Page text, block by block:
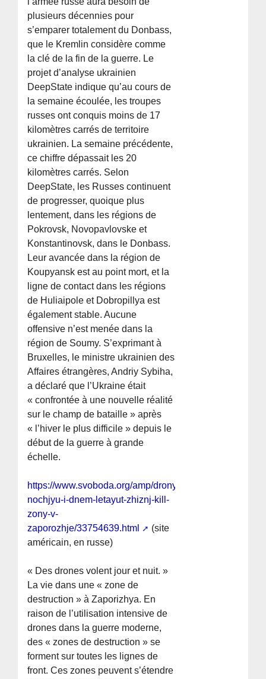
plusieurs décennies pour
s’emparer totalement du Donbass,
que le Kremlin considère comme
la clé de la fin de la guerre. Le
projet d’analyse ukrainien
DeepState indique qu’au cours de
la semaine écoulée, les troupes
russes ont conquis moins de 17
kilomètres carrés de territoire
ukrainien. La semaine précédente,
ce chiffre dépassait les 20
kilomètres carrés. Selon
DeepState, les Russes continuent
de progresser, quoique plus
lentement, dans les régions de
Pokrovsk, Novopavlovske et
Konstantinovsk, dans le Donbass.
Leur avancée dans la région de
Koupyansk est au point mort, et la
ligne de contact dans les régions
de Huliaipole et Dobropillya est
également stable. Aucune
offensive n’est menée dans la
région de Soumy. S’exprimant à
Bruxelles, le ministre ukrainien des
Affaires étrangères, Andriy Sybiha,
a déclaré que l’Ukraine était
« confrontée à une nouvelle réalité
sur le champ de bataille » après
« l’hiver le plus difficile » depuis le
début de la guerre à grande
échelle.
https://www.svoboda.org/amp/drony-
nochjyu-i-dnem-letayut-zhiznj-kill-
zony-v-
zaporozhje/33754639.html
(site
américain, en russe)
« Des drones volent jour et nuit. »
La vie dans une « zone de
destruction » à Zaporizhya. En
raison de l’utilisation intensive de
drones dans la guerre moderne,
des « zones de destruction » se
forment sur toutes les lignes de
front. Ces zones peuvent s’étendre